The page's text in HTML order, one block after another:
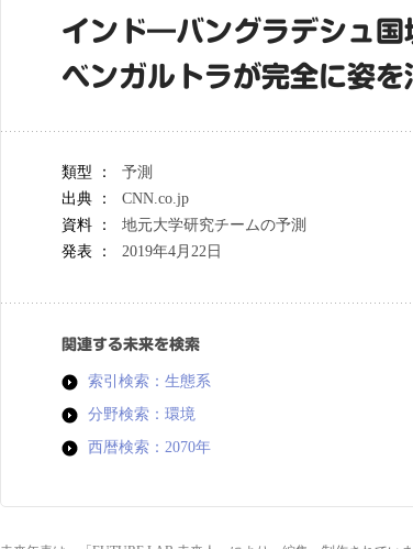
インド―バングラデシュ国
ベンガルトラが完全に姿を
類型 ：
予測
出典 ：
CNN.co.jp
資料 ：
地元大学研究チームの予測
発表 ：
2019年4月22日
関連する未来を検索
索引検索：生態系
分野検索：環境
西暦検索：2070年